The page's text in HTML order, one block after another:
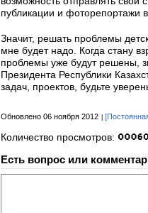
публикации и
Значит, решать проблемы
мне будет надо. Когда стану
проблемы уже будут решены,
Президента Республики
задач, проектов, будьте
Обновлено 06 ноября 2012
Количество просмотров:
Есть вопрос или